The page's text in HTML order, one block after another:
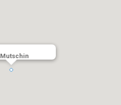
Mutschin